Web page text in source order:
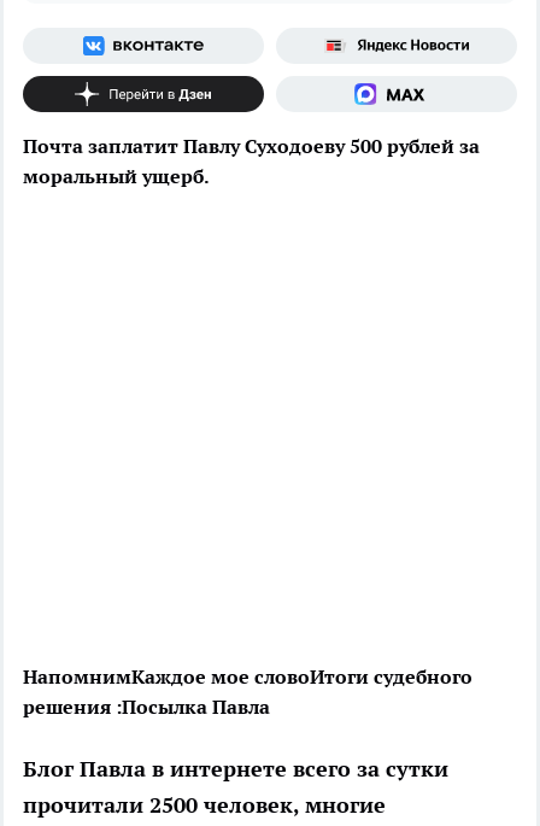
Почта заплатит Павлу Суходоеву 500 рублей за
моральный ущерб.
НапомнимКаждое мое словоИтоги судебного
решения :Посылка Павла
Блог Павла в интернете всего за сутки
прочитали 2500 человек, многие